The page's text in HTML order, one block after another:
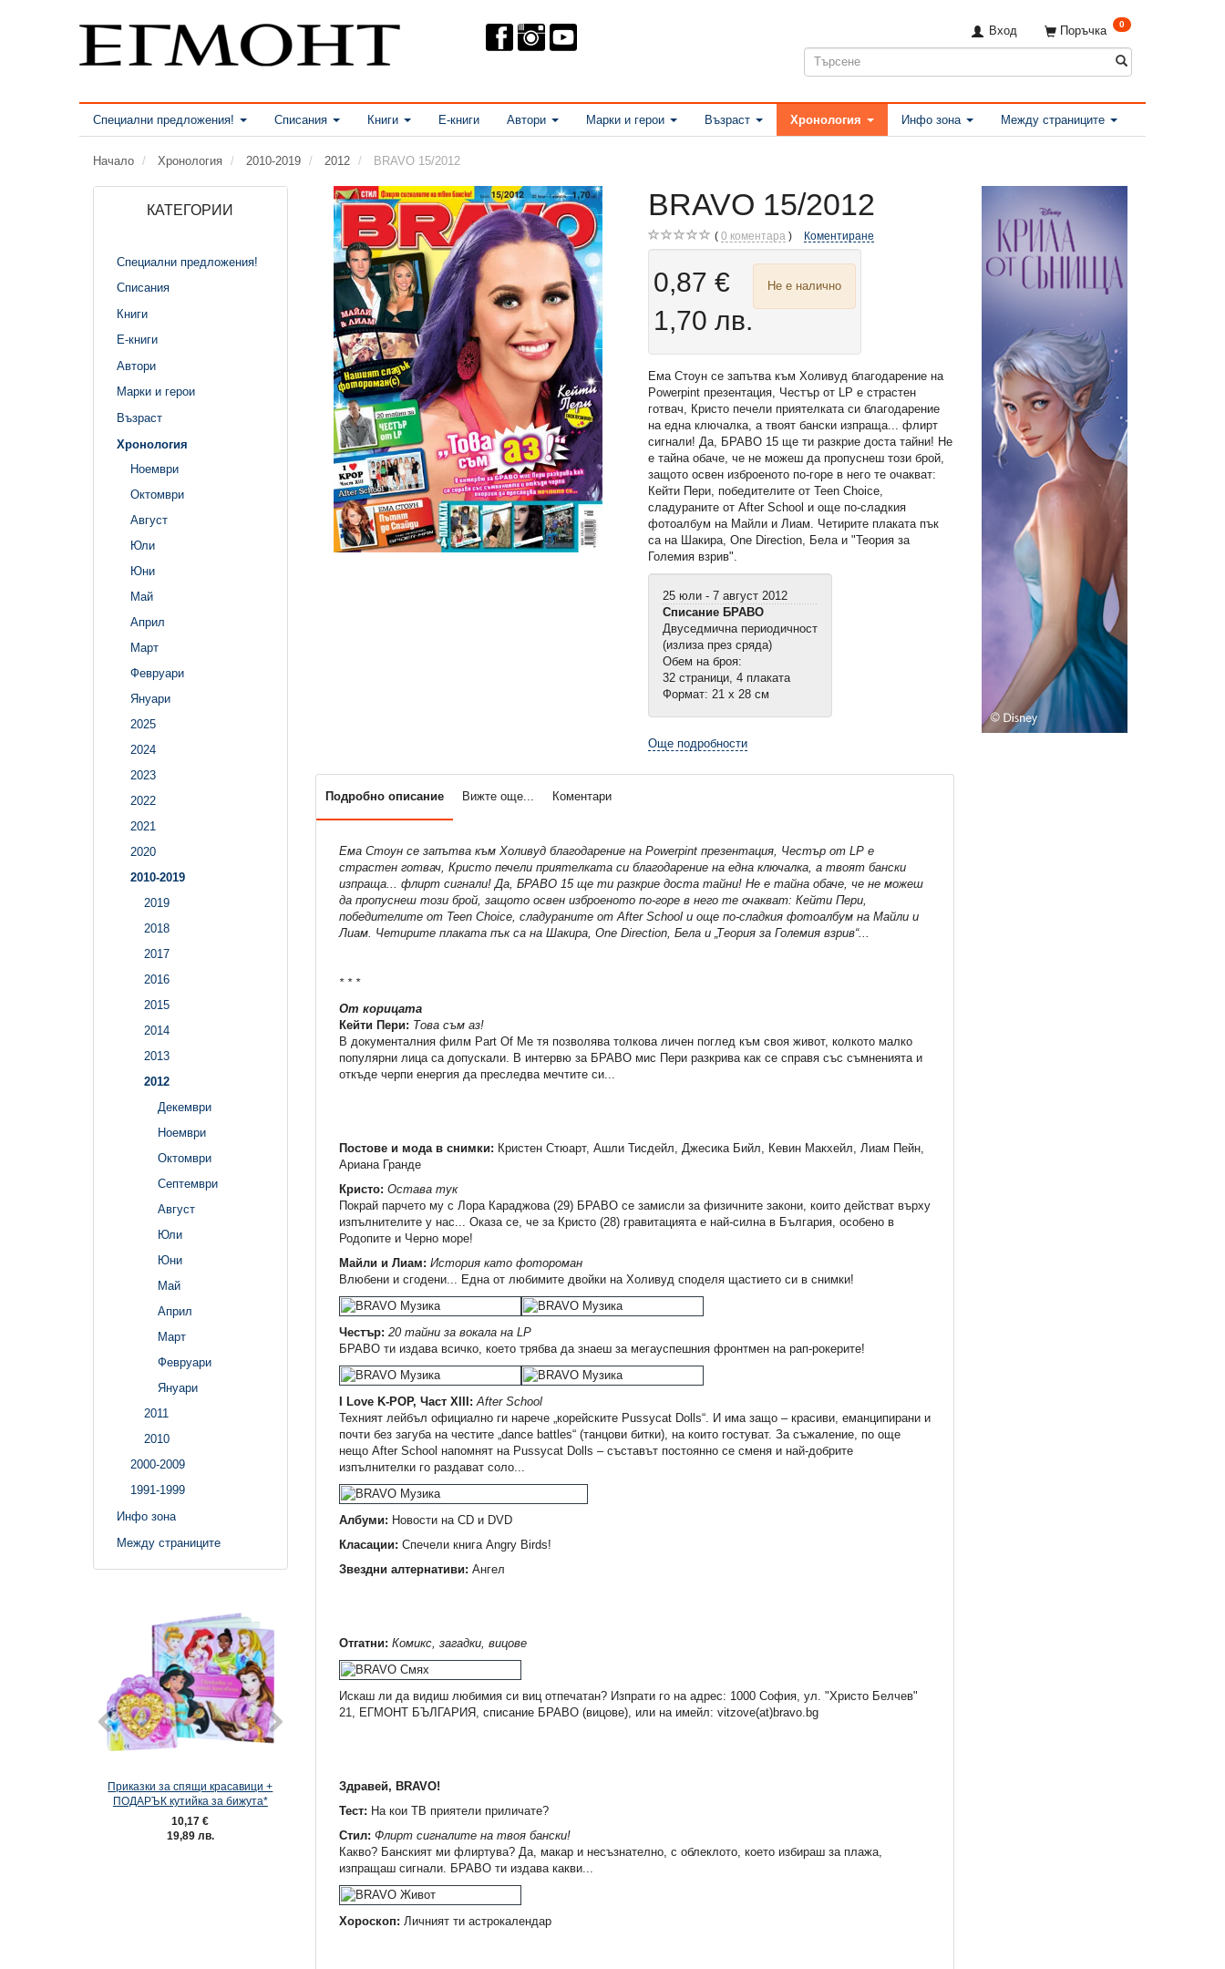
Поръчка 0
Вход
Специални предложения! Списания Книги Е-книги Автори Марки и герои Възраст Хронология Инфо зона Между страниците
Начало Хронология 2010-2019 2012 BRAVO 15/2012
КАТЕГОРИИ
Специални предложения!
Списания
Книги
Е-книги
Автори
Марки и герои
Възраст
Хронология
Ноември
Октомври
Август
Юли
Юни
Май
Април
Март
Февруари
Януари
2025
2024
2023
2022
2021
2020
2010-2019
2019
2018
2017
2016
2015
2014
2013
2012
Декември
Ноември
Октомври
Септември
Август
Юли
Юни
Май
Април
Март
Февруари
Януари
2011
2010
2000-2009
1991-1999
Инфо зона
Между страниците
Приказки за спящи красавици +
ПОДАРЪК кутийка за бижута*
10,17 €
19,89 лв.
Списание ХОТ УИЙЛС, 2024 г.
6,98 лв.
1,49 лв.
BRAVO 15/2012
0 коментара Коментиране
0,87 €
1,70 лв.
Не е налично
Ема Стоун се запътва към Холивуд благодарение на
Powerpint презентация, Честър от LP e страстен
готвач, Кристо печели приятелката си благодарение
на една ключалка, а твоят бански изпраща... флирт
сигнали! Да, БРАВО 15 ще ти разкрие доста тайни! Не
е тайна обаче, че не можеш да пропуснеш този брой,
защото освен изброеното по-горе в него те очакват:
Кейти Пери, победителите от Teen Choice,
сладураните от Аfter School и още по-сладкия
фотоалбум на Майли и Лиам. Четирите плаката пък
са на Шакира, Оne Direction, Бела и "Теория за
Големия взрив".
25 юли - 7 август 2012
Списание БРАВО
Двуседмична периодичност
(излиза през сряда)
Обем на броя:
32 страници, 4 плаката
Формат: 21 х 28 см
Още подробности
Подробно описание Вижте още... Коментари
Ема Стоун се запътва към Холивуд благодарение на Powerpint презентация, Честър от LP e
страстен готвач, Кристо печели приятелката си благодарение на една ключалка, а твоят бански
изпраща... флирт сигнали! Да, БРАВО 15 ще ти разкрие доста тайни! Не е тайна обаче, че не можеш
да пропуснеш този брой, защото освен изброеното по-горе в него те очакват: Кейти Пери,
победителите от Teen Choice, сладураните от Аfter School и още по-сладкия фотоалбум на Майли и
Лиам. Четирите плаката пък са на Шакира, Оne Direction, Бела и „Теория за Големия взрив“...
* * *
От корицата
Кейти Пери: Това съм аз!
В документалния филм Part Of Me тя позволява толкова личен поглед към своя живот, колкото малко
популярни лица са допускали. В интервю за БРАВО мис Пери разкрива как се справя със съмненията и
откъде черпи енергия да преследва мечтите си...
Постове и мода в снимки: Кристен Стюарт, Ашли Тисдейл, Джесика Бийл, Кевин Макхейл, Лиам Пейн,
Ариана Гранде
Кристо: Остава тук
Покрай парчето му с Лора Караджова (29) БРАВО се замисли за физичните закони, които действат върху
изпълнителите у нас... Оказа се, че за Кристо (28) гравитацията е най-силна в България, особено в
Родопите и Черно море!
Майли и Лиам: История като фотороман
Влюбени и сгодени... Една от любимите двойки на Холивуд споделя щастието си в снимки!
Честър: 20 тайни за вокала на LP
БРАВО ти издава всичко, което трябва да знаеш за мегауспешния фронтмен на рап-рокерите!
I Love K-POP, Част XIII: After School
Техният лейбъл официално ги нарече „корейските Pussycat Dolls“. И има защо – красиви, еманципирани и
почти без загуба на честите „dance battles“ (танцови битки), на които гостуват. За съжаление, по още
нещо After School напомнят на Pussycat Dolls – съставът постоянно се сменя и най-добрите
изпълнителки го раздават соло...
Албуми: Новости на CD и DVD
Класации: Спечели книга Angry Birds!
Звездни алтернативи: Ангел
Отгатни: Комикс, загадки, вицове
Искаш ли да видиш любимия си виц отпечатан? Изпрати го на адрес: 1000 София, ул. "Христо Белчев"
21, ЕГМОНТ БЪЛГАРИЯ, списание БРАВО (вицове), или на имейл: vitzove(at)bravo.bg
Здравей, BRAVO!
Тест: На кои ТВ приятели приличате?
Стил: Флирт сигналите на твоя бански!
Какво? Банският ми флиртува? Да, макар и несъзнателно, с облеклото, което избираш за плажа,
изпращаш сигнали. БРАВО ти издава какви...
Хороскоп: Личният ти астрокалендар